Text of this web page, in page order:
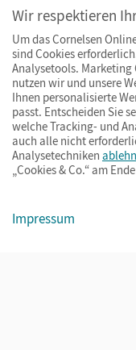
© Cornelsen Verlag 2026
ImpressumAGB
Wir respektieren
Um das Cornelsen
sind Cookies
Analysetools. Marketing
nutzen wir und unsere
Ihnen personalisierte
passt. Entscheiden Sie
welche Tracking- und
auch alle nicht
Analysetechniken
„Cookies & Co.“ am
Impressum